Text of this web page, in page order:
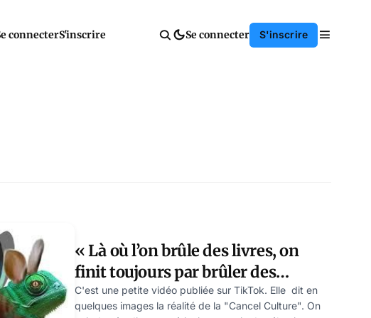
connecterS'inscrire Se connecter S'inscrire
« Là où l’on brûle des livres, on
finit toujours par brûler des
hommes » (H. Heine). Le fascisme
C'est une petite vidéo publiée sur TikTok. Elle dit en
quelques images la réalité de la "Cancel Culture". On